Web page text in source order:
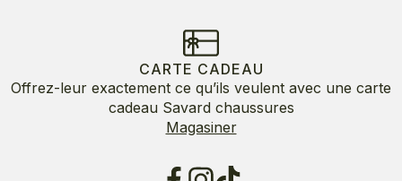
CARTE CADEAU
Offrez-leur exactement ce qu’ils veulent avec une carte
cadeau Savard chaussures
Magasiner